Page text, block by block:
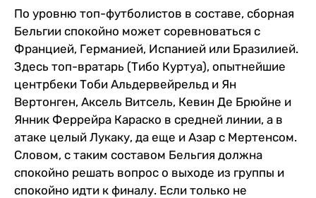
По уровню топ-футболистов в составе, сборная
Бельгии спокойно может соревноваться с
Францией, Германией, Испанией или Бразилией.
Здесь топ-вратарь (Тибо Куртуа), опытнейшие
центрбеки Тоби Альдервейрельд и Ян
Вертонген, Аксель Витсель, Кевин Де Брюйне и
Янник Феррейра Караско в средней линии, а в
атаке целый Лукаку, да еще и Азар с Мертенсом.
Словом, с таким составом Бельгия должна
спокойно решать вопрос о выходе из группы и
спокойно идти к финалу. Если только не